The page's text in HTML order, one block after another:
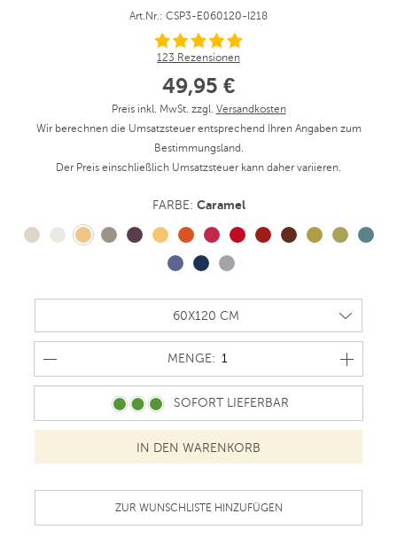
Art.Nr.: CSP3-E060120-I218
123 Rezensionen
49,95 €
Preis inkl. MwSt. zzgl. Versandkosten
Wir berechnen die Umsatzsteuer entsprechend Ihren Angaben zum
Bestimmungsland.
Der Preis einschließlich Umsatzsteuer kann daher variieren.
FARBE: Caramel
MENGE: MENGE
SOFORT LIEFERBAR
ZUR WUNSCHLISTE HINZUFÜGEN